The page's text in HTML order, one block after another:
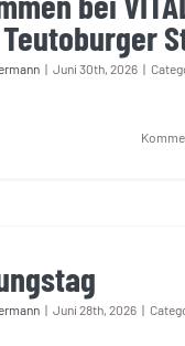
| Juni 30th, 2026 |
| Juni 28th, 2026 |